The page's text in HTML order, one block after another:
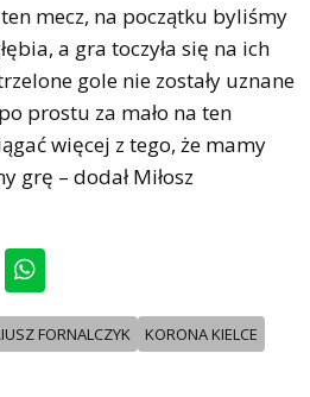
mecz, na początku byliśmy
a gra toczyła się na ich
gole nie zostały uznane
prostu za mało na ten
więcej z tego, że mamy
grę – dodał Miłosz
FORNALCZYK KORONA KIELCE